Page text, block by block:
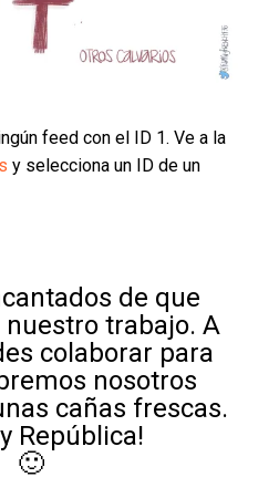
feed con el ID 1. Ve a la
y selecciona un ID de un
de que
trabajo. A
colaborar para
nosotros
cañas frescas.
República!
🙂